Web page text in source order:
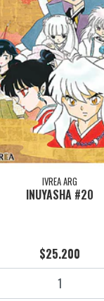
IVREA ARG
INUYASHA #20
$25.200